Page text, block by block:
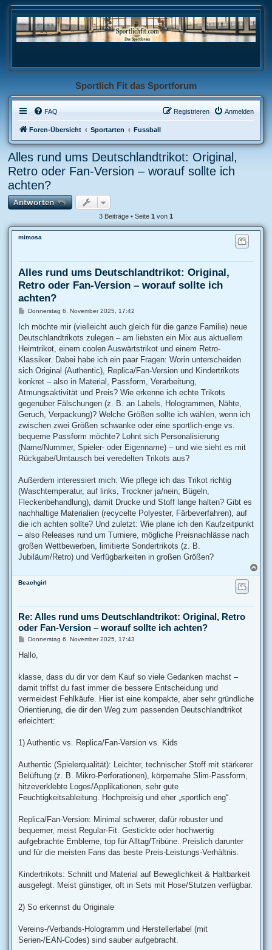
Sportlich Fit das Sportforum
FAQ Anmelden
Registrieren
Foren-Übersicht Sportarten Fussball
Alles rund ums Deutschlandtrikot: Original,
Retro oder Fan-Version – worauf sollte ich
achten?
Antworten
3 Beiträge • Seite 1 von 1
mimosa
Alles rund ums Deutschlandtrikot: Original,
Retro oder Fan-Version – worauf sollte ich
achten?
B
i
r
a
Donnerstag 6. November 2025, 17:42
Ich möchte mir (vielleicht auch gleich für die ganze Familie) neue
Deutschlandtrikots zulegen – am liebsten ein Mix aus aktuellem
Heimtrikot, einem coolen Auswärtstrikot und einem Retro-
Klassiker. Dabei habe ich ein paar Fragen: Worin unterscheiden
sich Original (Authentic), Replica/Fan-Version und Kindertrikots
konkret – also in Material, Passform, Verarbeitung,
Atmungsaktivität und Preis? Wie erkenne ich echte Trikots
gegenüber Fälschungen (z. B. an Labels, Hologrammen, Nähte,
Geruch, Verpackung)? Welche Größen sollte ich wählen, wenn ich
zwischen zwei Größen schwanke oder eine sportlich-enge vs.
bequeme Passform möchte? Lohnt sich Personalisierung
(Name/Nummer, Spieler- oder Eigenname) – und wie sieht es mit
Rückgabe/Umtausch bei veredelten Trikots aus?
Außerdem interessiert mich: Wie pflege ich das Trikot richtig
(Waschtemperatur, auf links, Trockner ja/nein, Bügeln,
Fleckenbehandlung), damit Drucke und Stoff lange halten? Gibt es
nachhaltige Materialien (recycelte Polyester, Färbeverfahren), auf
die ich achten sollte? Und zuletzt: Wie plane ich den Kaufzeitpunkt
– also Releases rund um Turniere, mögliche Preisnachlässe nach
großen Wettbewerben, limitierte Sondertrikots (z. B.
Jubiläum/Retro) und Verfügbarkeiten in großen Größen?
a
Beachgirl
Re: Alles rund ums Deutschlandtrikot: Original, Retro
oder Fan-Version – worauf sollte ich achten?
B
i
a
Donnerstag 6. November 2025, 17:43
Hallo,
klasse, dass du dir vor dem Kauf so viele Gedanken machst –
damit triffst du fast immer die bessere Entscheidung und
vermeidest Fehlkäufe. Hier ist eine kompakte, aber sehr gründliche
Orientierung, die dir den Weg zum passenden Deutschlandtrikot
erleichtert:
1) Authentic vs. Replica/Fan-Version vs. Kids
Authentic (Spielerqualität): Leichter, technischer Stoff mit stärkerer
Belüftung (z. B. Mikro-Perforationen), körpernahe Slim-Passform,
hitzeverklebte Logos/Applikationen, sehr gute
Feuchtigkeitsableitung. Hochpreisig und eher „sportlich eng“.
Replica/Fan-Version: Minimal schwerer, dafür robuster und
bequemer, meist Regular-Fit. Gestickte oder hochwertig
aufgebrachte Embleme, top für Alltag/Tribüne. Preislich darunter
und für die meisten Fans das beste Preis-Leistungs-Verhältnis.
Kindertrikots: Schnitt und Material auf Beweglichkeit & Haltbarkeit
ausgelegt. Meist günstiger, oft in Sets mit Hose/Stutzen verfügbar.
2) So erkennst du Originale
Vereins-/Verbands-Hologramm und Herstellerlabel (mit
Serien-/EAN-Codes) sind sauber aufgebracht.